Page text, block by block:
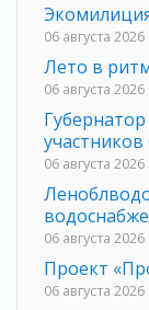
06 августа 2026
Лето в
06 августа 2026
06 августа 2026
06 августа 2026
Проект
06 августа 2026